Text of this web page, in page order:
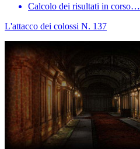
Calcolo dei risultati in corso…
L'attacco dei colossi N. 137